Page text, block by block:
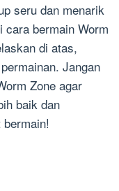
seru dan menarik
cara bermain Worm
di atas,
Jangan
Zone agar
baik dan